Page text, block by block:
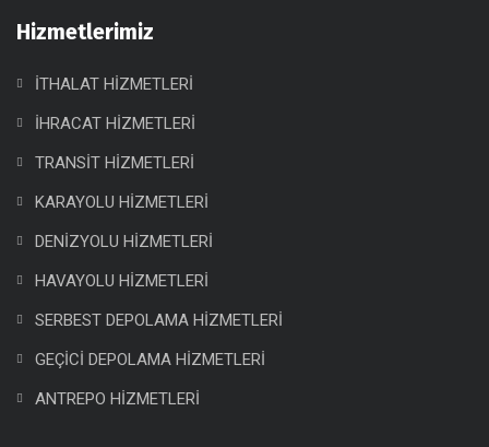
Hizmetlerimiz
İTHALAT HİZMETLERİ
İHRACAT HİZMETLERİ
TRANSİT HİZMETLERİ
KARAYOLU HİZMETLERİ
DENİZYOLU HİZMETLERİ
HAVAYOLU HİZMETLERİ
SERBEST DEPOLAMA HİZMETLERİ
GEÇİCİ DEPOLAMA HİZMETLERİ
ANTREPO HİZMETLERİ